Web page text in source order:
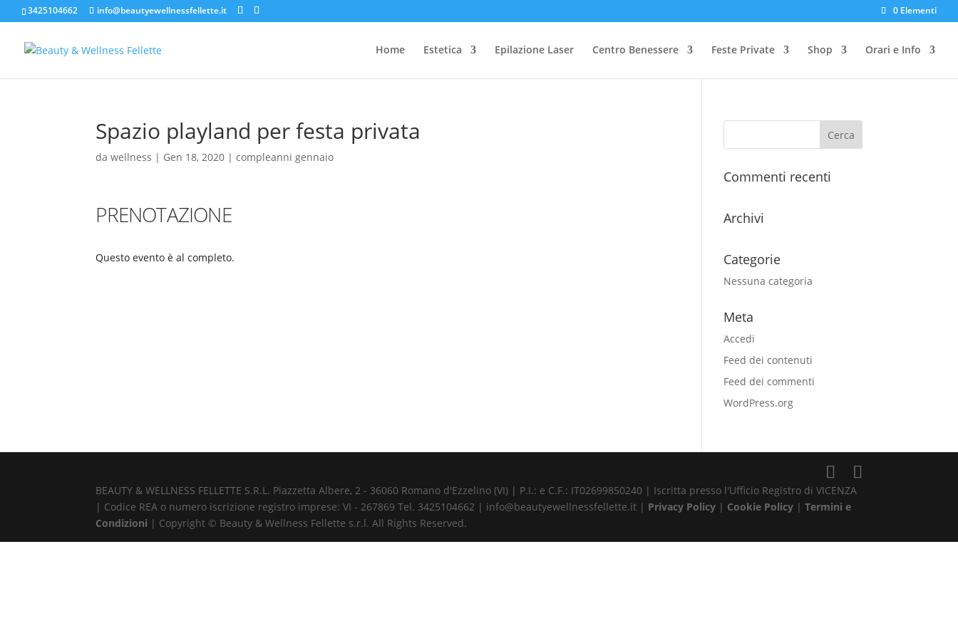
3425104662 info@beautyewellnessfellette.it 0 Elementi
Home Estetica Epilazione Laser Centro Benessere Feste Private Shop Orari e Info
Spazio playland per festa privata
dawellness | Gen 18, 2020 |compleanni gennaio
PRENOTAZIONE
Questo evento è al completo.
Commenti recenti
Archivi
Categorie
Nessuna categoria
Meta
Accedi
Feed dei contenuti
Feed dei commenti
WordPress.org
BEAUTY & WELLNESS FELLETTE S.R.L. Piazzetta Albere, 2 - 36060 Romano d'Ezzelino (VI) | P.I.: e C.F.: IT02699850240 | Iscritta presso l'Ufficio Registro di VICENZA
| Codice REA o numero iscrizione registro imprese: VI - 267869 Tel. 3425104662 | info@beautyewellnessfellette.it | Privacy Policy | Cookie Policy |Termini e
Condizioni | Copyright © Beauty & Wellness Fellette s.r.l. All Rights Reserved.